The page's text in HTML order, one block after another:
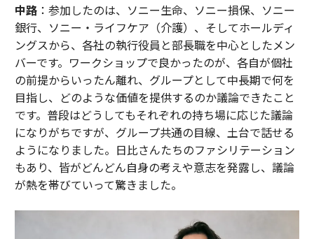
中路：参加したのは、ソニー生命、ソニー損保、ソニー
銀行、ソニー・ライフケア（介護）、そしてホールディ
ングスから、各社の執行役員と部長職を中心としたメン
バーです。ワークショップで良かったのが、各自が個社
の前提からいったん離れ、グループとして中長期で何を
目指し、どのような価値を提供するのか議論できたこと
です。普段はどうしてもそれぞれの持ち場に応じた議論
になりがちですが、グループ共通の目線、土台で話せる
ようになりました。日比さんたちのファシリテーション
もあり、皆がどんどん自身の考えや意志を発露し、議論
が熱を帯びていって驚きました。